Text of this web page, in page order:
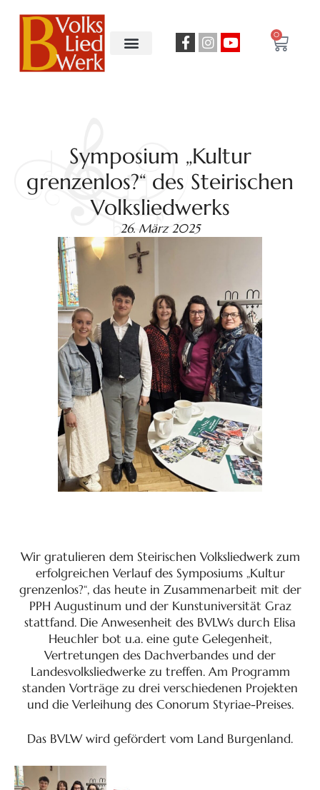
0
Symposium „Kultur
grenzenlos?“ des Steirischen
Volksliedwerks
26. März 2025
Wir gratulieren dem Steirischen Volksliedwerk zum
erfolgreichen Verlauf des Symposiums „Kultur
grenzenlos?“, das heute in Zusammenarbeit mit der
PPH Augustinum und der Kunstuniversität Graz
stattfand. Die Anwesenheit des BVLWs durch Elisa
Heuchler bot u.a. eine gute Gelegenheit,
Vertretungen des Dachverbandes und der
Landesvolksliedwerke zu treffen. Am Programm
standen Vorträge zu drei verschiedenen Projekten
und die Verleihung des Conorum Styriae-Preises.
Das BVLW wird gefördert vom Land Burgenland.